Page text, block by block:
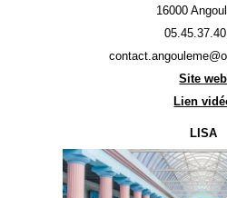
16000
Site web
Lien
LISA